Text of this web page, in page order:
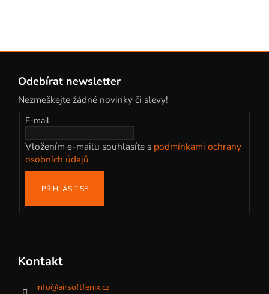
Odebírat newsletter
Nezmeškejte žádné novinky či slevy!
E-mail
Vložením e-mailu souhlasíte s podmínkami ochrany
osobních údajů
PŘIHLÁSIT SE
Kontakt
info@airsoftfenix.cz